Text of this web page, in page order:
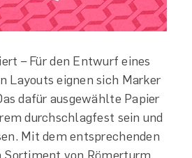
– Für den Entwurf eines
Layouts eignen sich Marker
dafür ausgewählte Papier
durchschlagfest sein und
Mit dem entsprechenden